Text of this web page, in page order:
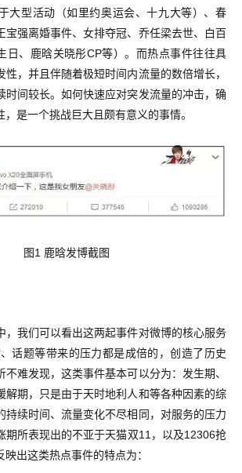
大型活动（如里约奥运会、十九大等）、春
宝强离婚事件、女排夺冠、乔任梁去世、白百
日、鹿晗关晓彤CP等）。而热点事件往往具
，并且伴随着极短时间内流量的数倍增长，
时间较长。如何快速应对突发流量的冲击，确
是一个挑战巨大且颇有意义的事情。
图1 鹿晗发博截图
，我们可以看出这两起事件对微博的核心服务
话题等带来的压力都是成倍的，创造了历史
不难发现，这类事件基本可以分为：发生期、
解期，只是由于天时地利人和等各种因素的综
持续时间、流量变化不尽相同，对服务的压力
期所表现出的不亚于天猫双11，以及12306抢
出这类热点事件的特点为：